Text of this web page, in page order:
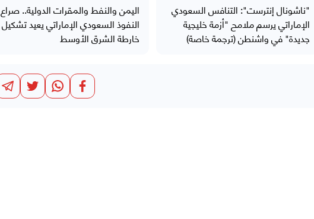
"ناشونال إنترست": التنافس السعودي
الإماراتي يرسم ملامح "أزمة خليجية
جديدة" في واشنطن (ترجمة خاصة)
اليمن والنفط والمقرات الدولية.. صراع
النفوذ السعودي الإماراتي يعيد تشكيل
خارطة الشرق الأوسط